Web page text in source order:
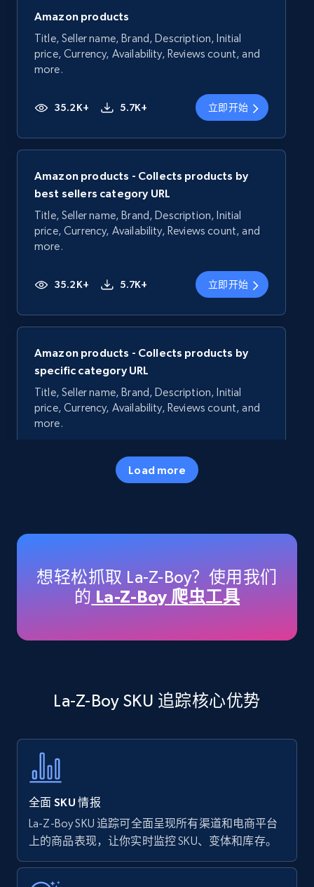
Amazon products
Title, Seller name, Brand, Description, Initial
price, Currency, Availability, Reviews count, and
more.
35.2K+ 5.7K+ 立即开始
Amazon products - Collects products by
best sellers category URL
Title, Seller name, Brand, Description, Initial
price, Currency, Availability, Reviews count, and
more.
35.2K+ 5.7K+ 立即开始
Amazon products - Collects products by
specific category URL
Title, Seller name, Brand, Description, Initial
price, Currency, Availability, Reviews count, and
more.
5.7K+
Title, Seller name, Brand, Description, Initial
price, Currency, Availability, Reviews count, and
35.2K+ 5.7K+ 立即开始
Amazon products - find products by using
price, Currency, Availability, Reviews count, and
more.
5.7K+ 立即开始
Amazon Reviews
Load more
想轻松抓取 La-Z-Boy？使用我们
的 La-Z-Boy 爬虫工具
La-Z-Boy SKU 追踪核心优势
全面 SKU 情报
La-Z-Boy SKU 追踪可全面呈现所有渠道和电商平台
上的商品表现，让你实时监控 SKU、变体和库存。